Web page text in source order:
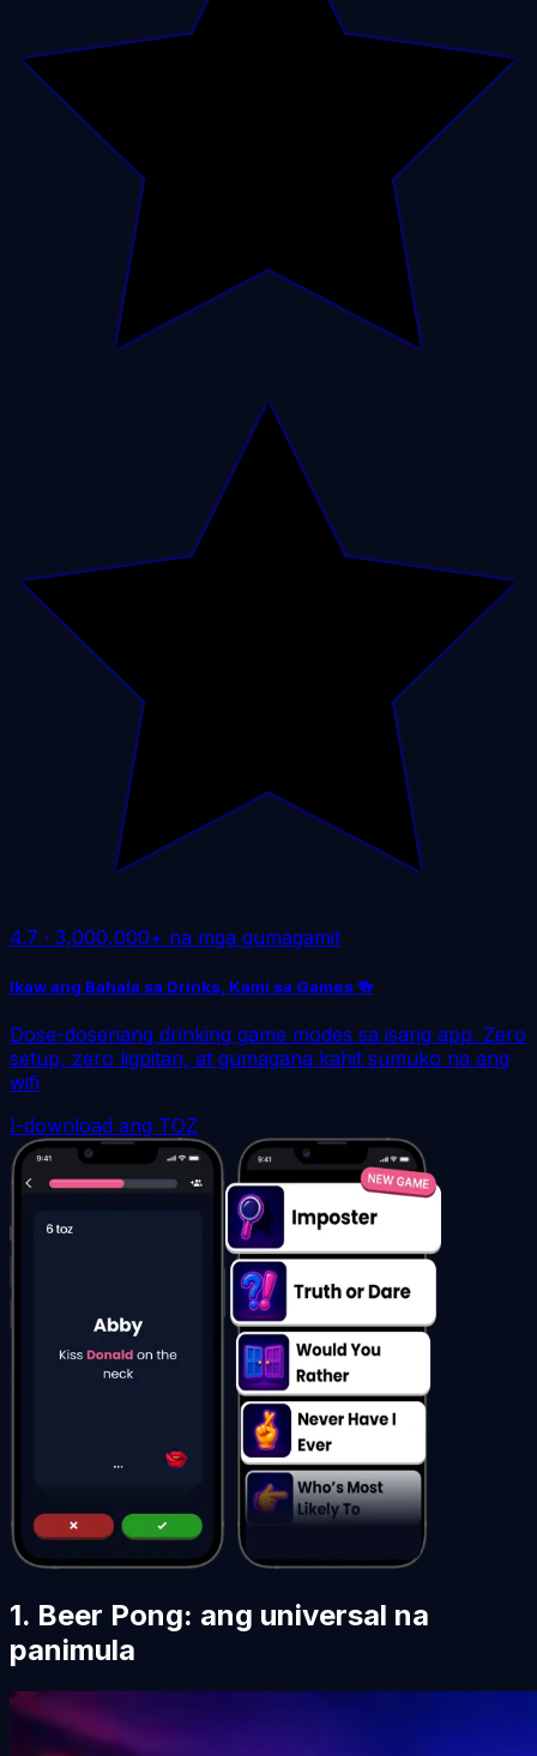
4.7 · 3,000,000+ na mga gumagamit
Ikaw ang Bahala sa Drinks, Kami sa Games 🍻
Dose-dosenang drinking game modes sa isang app. Zero
setup, zero ligpitan, at gumagana kahit sumuko na ang
wifi
I-download ang TOZ
1. Beer Pong: ang universal na
panimula